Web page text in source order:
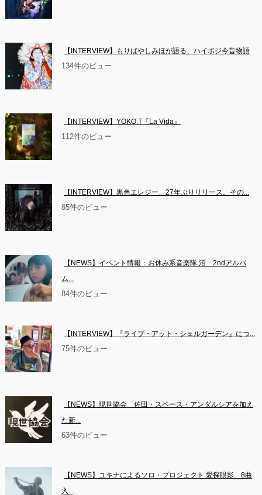
【INTERVIEW】もりばやしみほが語る、ハイポジ今昔物語
134件のビュー
【INTERVIEW】YOKO.T『La Vida』
112件のビュー
【INTERVIEW】黒色エレジー、27年ぶりリリース。その...
85件のビュー
【NEWS】イベント情報：お休み系音楽隊 沼　2ndアルバ
ム...
84件のビュー
【INTERVIEW】『ライブ・アット・シェルガーデン』につ...
75件のビュー
【NEWS】現世協会　佐田・スペース・アンダルシアを加え
た新...
63件のビュー
【NEWS】ユキナによるソロ・プロジェクト 愛探眼影　8曲
入...